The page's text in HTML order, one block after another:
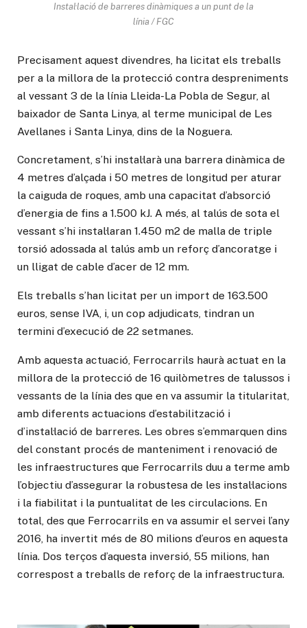
Instal·lació de barreres dinàmiques a un punt de la
línia / FGC
Precisament aquest divendres, ha licitat els treballs
per a la millora de la protecció contra despreniments
al vessant 3 de la línia Lleida-La Pobla de Segur, al
baixador de Santa Linya, al terme municipal de Les
Avellanes i Santa Linya, dins de la Noguera.
Concretament, s’hi instal·larà una barrera dinàmica de
4 metres d’alçada i 50 metres de longitud per aturar
la caiguda de roques, amb una capacitat d’absorció
d’energia de fins a 1.500 kJ. A més, al talús de sota el
vessant s’hi instal·laran 1.450 m2 de malla de triple
torsió adossada al talús amb un reforç d’ancoratge i
un lligat de cable d’acer de 12 mm.
Els treballs s’han licitat per un import de 163.500
euros, sense IVA, i, un cop adjudicats, tindran un
termini d’execució de 22 setmanes.
Amb aquesta actuació, Ferrocarrils haurà actuat en la
millora de la protecció de 16 quilòmetres de talussos i
vessants de la línia des que en va assumir la titularitat,
amb diferents actuacions d’estabilització i
d’instal·lació de barreres. Les obres s’emmarquen dins
del constant procés de manteniment i renovació de
les infraestructures que Ferrocarrils duu a terme amb
l’objectiu d’assegurar la robustesa de les instal·lacions
i la fiabilitat i la puntualitat de les circulacions. En
total, des que Ferrocarrils en va assumir el servei l’any
2016, ha invertit més de 80 milions d’euros en aquesta
línia. Dos terços d’aquesta inversió, 55 milions, han
correspost a treballs de reforç de la infraestructura.